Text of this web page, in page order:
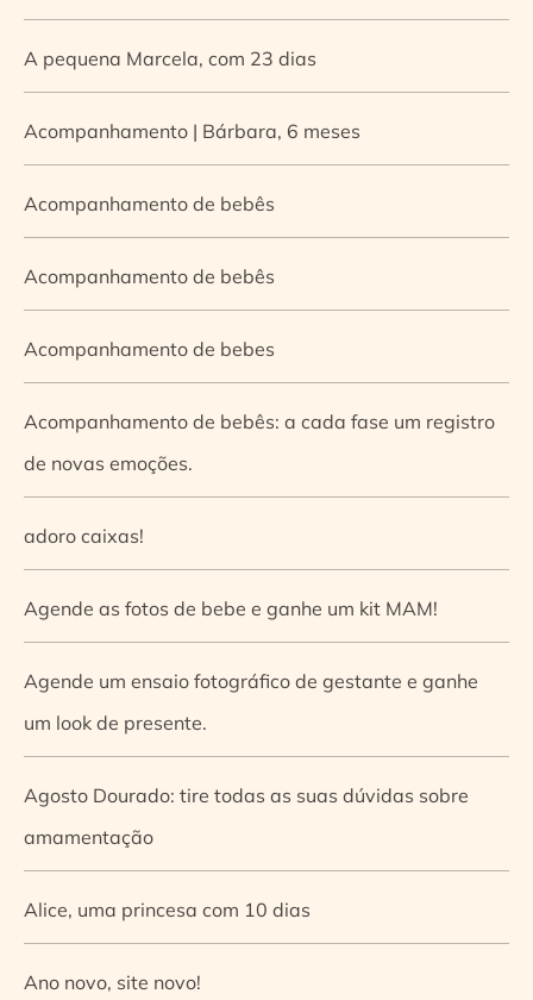
A pequena Marcela, com 23 dias
Acompanhamento | Bárbara, 6 meses
Acompanhamento de bebês
Acompanhamento de bebês
Acompanhamento de bebes
Acompanhamento de bebês: a cada fase um registro
de novas emoções.
adoro caixas!
Agende as fotos de bebe e ganhe um kit MAM!
Agende um ensaio fotográfico de gestante e ganhe
um look de presente.
Agosto Dourado: tire todas as suas dúvidas sobre
amamentação
Alice, uma princesa com 10 dias
Ano novo, site novo!